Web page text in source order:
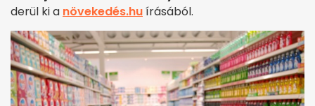
derül ki a növekedés.huírásából.